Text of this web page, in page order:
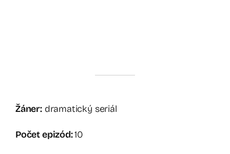
Žáner:dramatický seriál
Počet epizód:10